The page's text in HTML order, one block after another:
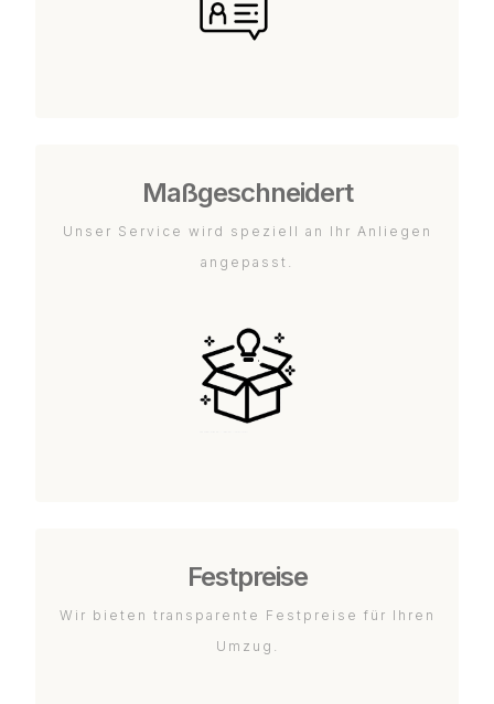
Maßgeschneidert
Unser Service wird speziell an Ihr Anliegen
angepasst.
Festpreise
Wir bieten transparente Festpreise für Ihren
Umzug.